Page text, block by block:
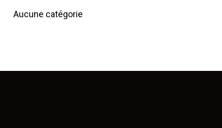
Aucune catégorie